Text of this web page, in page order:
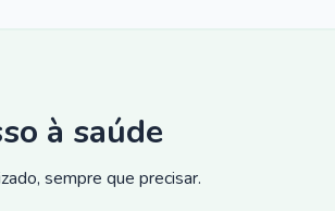
à saúde
sempre que precisar.